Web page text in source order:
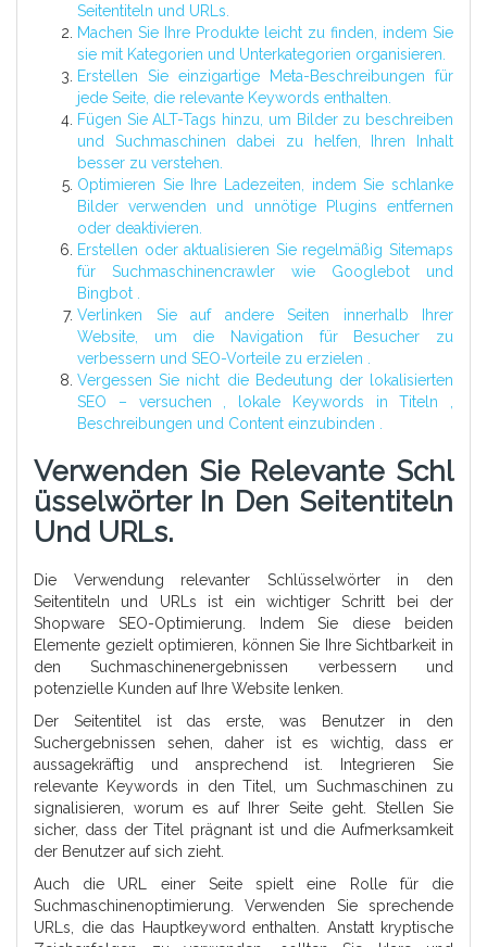
Seitentiteln und URLs.
Machen Sie Ihre Produkte leicht zu finden, indem Sie
sie mit Kategorien und Unterkategorien organisieren.
Erstellen Sie einzigartige Meta-Beschreibungen für
jede Seite, die relevante Keywords enthalten.
Fügen Sie ALT-Tags hinzu, um Bilder zu beschreiben
und Suchmaschinen dabei zu helfen, Ihren Inhalt
besser zu verstehen.
Optimieren Sie Ihre Ladezeiten, indem Sie schlanke
Bilder verwenden und unnötige Plugins entfernen
oder deaktivieren.
Erstellen oder aktualisieren Sie regelmäßig Sitemaps
für Suchmaschinencrawler wie Googlebot und
Bingbot .
Verlinken Sie auf andere Seiten innerhalb Ihrer
Website, um die Navigation für Besucher zu
verbessern und SEO-Vorteile zu erzielen .
Vergessen Sie nicht die Bedeutung der lokalisierten
SEO – versuchen , lokale Keywords in Titeln ,
Beschreibungen und Content einzubinden .
Verwenden Sie Relevante Schl
Üsselwörter In Den Seitentiteln
Und URLs.
Die Verwendung relevanter Schlüsselwörter in den
Seitentiteln und URLs ist ein wichtiger Schritt bei der
Shopware SEO-Optimierung. Indem Sie diese beiden
Elemente gezielt optimieren, können Sie Ihre Sichtbarkeit in
den Suchmaschinenergebnissen verbessern und
potenzielle Kunden auf Ihre Website lenken.
Der Seitentitel ist das erste, was Benutzer in den
Suchergebnissen sehen, daher ist es wichtig, dass er
aussagekräftig und ansprechend ist. Integrieren Sie
relevante Keywords in den Titel, um Suchmaschinen zu
signalisieren, worum es auf Ihrer Seite geht. Stellen Sie
sicher, dass der Titel prägnant ist und die Aufmerksamkeit
der Benutzer auf sich zieht.
Auch die URL einer Seite spielt eine Rolle für die
Suchmaschinenoptimierung. Verwenden Sie sprechende
URLs, die das Hauptkeyword enthalten. Anstatt kryptische